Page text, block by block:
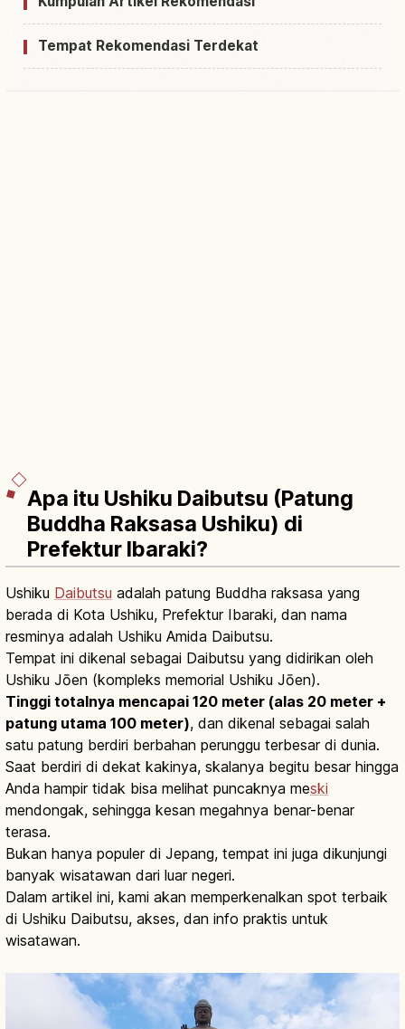
Tempat Rekomendasi Terdekat
Apa itu Ushiku Daibutsu (Patung
Buddha Raksasa Ushiku) di
Prefektur Ibaraki?
Ushiku Daibutsu adalah patung Buddha raksasa yang
berada di Kota Ushiku, Prefektur Ibaraki, dan nama
resminya adalah Ushiku Amida Daibutsu.
Tempat ini dikenal sebagai Daibutsu yang didirikan oleh
Ushiku Jōen (kompleks memorial Ushiku Jōen).
Tinggi totalnya mencapai 120 meter (alas 20 meter +
patung utama 100 meter), dan dikenal sebagai salah
satu patung berdiri berbahan perunggu terbesar di dunia.
Saat berdiri di dekat kakinya, skalanya begitu besar hingga
Anda hampir tidak bisa melihat puncaknya meski
mendongak, sehingga kesan megahnya benar-benar
terasa.
Bukan hanya populer di Jepang, tempat ini juga dikunjungi
banyak wisatawan dari luar negeri.
Dalam artikel ini, kami akan memperkenalkan spot terbaik
di Ushiku Daibutsu, akses, dan info praktis untuk
wisatawan.